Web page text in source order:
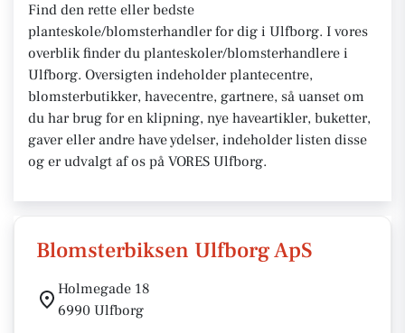
Find den rette eller bedste
planteskole/blomsterhandler for dig i Ulfborg. I vores
overblik finder du planteskoler/blomsterhandlere i
Ulfborg. Oversigten indeholder plantecentre,
blomsterbutikker, havecentre, gartnere, så uanset om
du har brug for en klipning, nye haveartikler, buketter,
gaver eller andre have ydelser, indeholder listen disse
og er udvalgt af os på VORES Ulfborg.
Blomsterbiksen Ulfborg ApS
Holmegade 18
6990 Ulfborg